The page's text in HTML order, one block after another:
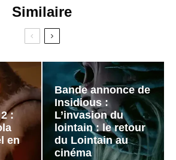
Similaire
:
en
Bande annonce de
Insidious :
L’invasion du
lointain : le retour
du Lointain au
cinéma